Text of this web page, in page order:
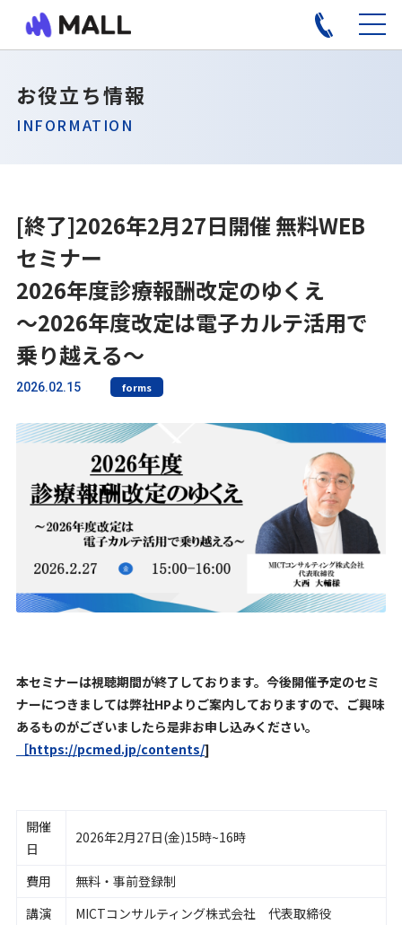
お役立ち情報
INFORMATION
[終了]2026年2月27日開催 無料WEB
セミナー
2026年度診療報酬改定のゆくえ
～2026年度改定は電子カルテ活用で
乗り越える～
2026.02.15 forms
本セミナーは視聴期間が終了しております。今後開催予定のセミ
ナーにつきましては弊社HPよりご案内しておりますので、ご興味
あるものがございましたら是非お申し込みください。
［https://pcmed.jp/contents/]
開催
日
2026年2月27日(金)15時~16時
費用
無料・事前登録制
講演
MICTコンサルティング株式会社 代表取締役